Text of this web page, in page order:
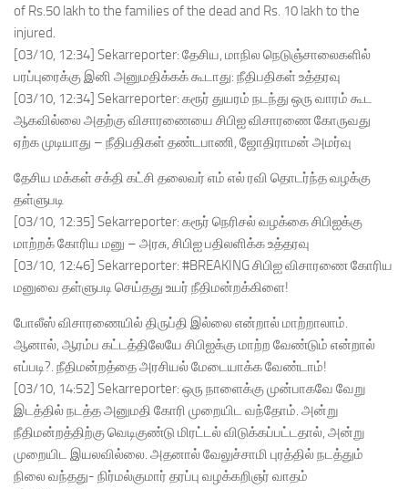
of Rs.50 lakh to the families of the dead and Rs. 10 lakh to the
injured.
[03/10, 12:34] Sekarreporter: தேசிய, மாநில நெடுஞ்சாலைகளில்
பரப்புரைக்கு இனி அனுமதிக்கக் கூடாது: நீதிபதிகள் உத்தரவு
[03/10, 12:34] Sekarreporter: கரூர் துயரம் நடந்து ஒரு வாரம் கூட
ஆகவில்லை அதற்கு விசாரணையை சிபிஐ விசாரணை கோருவது
ஏற்க முடியாது – நீதிபதிகள் தண்டபாணி, ஜோதிராமன் அமர்வு
தேசிய மக்கள் சக்தி கட்சி தலைவர் எம் எல் ரவி தொடர்ந்த வழக்கு
தள்ளுபடி
[03/10, 12:35] Sekarreporter: கரூர் நெரிசல் வழக்கை சிபிஐக்கு
மாற்றக் கோரிய மனு – அரசு, சிபிஐ பதிலளிக்க உத்தரவு
[03/10, 12:46] Sekarreporter: #BREAKING சிபிஐ விசாரணை கோரிய
மனுவை தள்ளுபடி செய்தது உயர் நீதிமன்றக்கிளை!
போலீஸ் விசாரணையில் திருப்தி இல்லை என்றால் மாற்றாலாம்.
ஆனால், ஆரம்ப கட்டத்திலேயே சிபிஐக்கு மாற்ற வேண்டும் என்றால்
எப்படி?. நீதிமன்றத்தை அரசியல் மேடையாக்க வேண்டாம்!
[03/10, 14:52] Sekarreporter: ஒரு நாளைக்கு முன்பாகவே வேறு
இடத்தில் நடத்த அனுமதி கோரி முறையிட வந்தோம். அன்று
நீதிமன்றத்திற்கு வெடிகுண்டு மிரட்டல் விடுக்கப்பட்டதால், அன்று
முறையிட இயலவில்லை. அதனால் வேலுச்சாமி புரத்தில் நடத்தும்
நிலை வந்தது- நிர்மல்குமார் தரப்பு வழக்கறிஞர் வாதம்